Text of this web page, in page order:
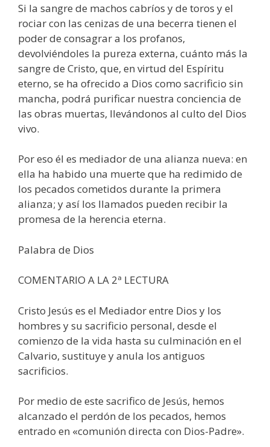
Si la sangre de machos cabríos y de toros y el
rociar con las cenizas de una becerra tienen el
poder de consagrar a los profanos,
devolviéndoles la pureza externa, cuánto más la
sangre de Cristo, que, en virtud del Espíritu
eterno, se ha ofrecido a Dios como sacrificio sin
mancha, podrá purificar nuestra conciencia de
las obras muertas, llevándonos al culto del Dios
vivo.
Por eso él es mediador de una alianza nueva: en
ella ha habido una muerte que ha redimido de
los pecados cometidos durante la primera
alianza; y así los llamados pueden recibir la
promesa de la herencia eterna.
Palabra de Dios
COMENTARIO A LA 2ª LECTURA
Cristo Jesús es el Mediador entre Dios y los
hombres y su sacrificio personal, desde el
comienzo de la vida hasta su culminación en el
Calvario, sustituye y anula los antiguos
sacrificios.
Por medio de este sacrifico de Jesús, hemos
alcanzado el perdón de los pecados, hemos
entrado en «comunión directa con Dios-Padre».